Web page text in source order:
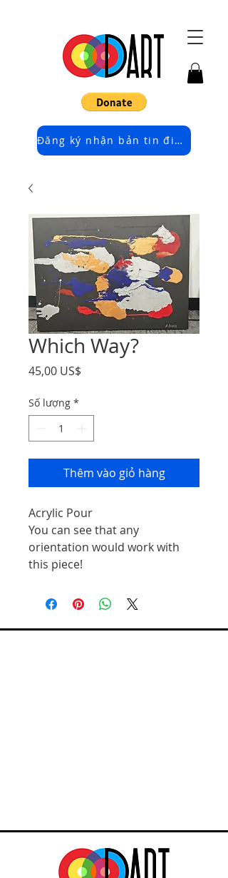
Đăng ký nhận bản tin điện tử
Which Way?
45,00 US$
Số lượng *
Thêm vào giỏ hàng
Acrylic Pour
You can see that any
orientation would work with
this piece!